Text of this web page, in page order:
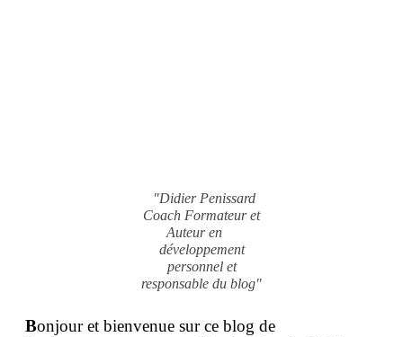
"Didier Penissard
Coach Formateur et
Auteur en
développement
personnel et
responsable du blog"
Bonjour et bienvenue sur ce blog de